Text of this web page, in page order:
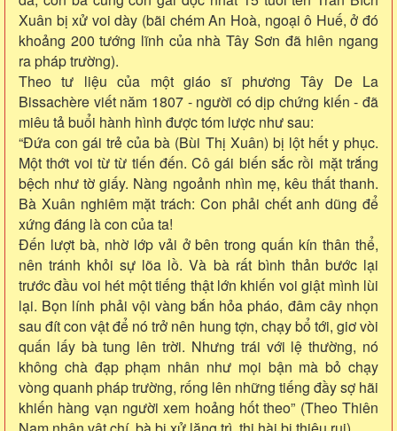
Xuân bị xử voi dày (bãi chém An Hoà, ngoại ô Huế, ở đó
khoảng 200 tướng lĩnh của nhà Tây Sơn đã hiên ngang
ra pháp trường).
Theo tư liệu của một giáo sĩ phương Tây De La
Bissachère viết năm 1807 - người có dịp chứng kiến - đã
miêu tả buổi hành hình được tóm lược như sau:
“Đứa con gái trẻ của bà (Bùi Thị Xuân) bị lột hết y phục.
Một thớt voi từ từ tiến đến. Cô gái biến sắc rồi mặt trắng
bệch như tờ giấy. Nàng ngoảnh nhìn mẹ, kêu thất thanh.
Bà Xuân nghiêm mặt trách: Con phải chết anh dũng để
xứng đáng là con của ta!
Đến lượt bà, nhờ lớp vải ở bên trong quấn kín thân thể,
nên tránh khỏi sự lõa lồ. Và bà rất bình thản bước lại
trước đầu voi hét một tiếng thật lớn khiến voi giật mình lùi
lại. Bọn lính phải vội vàng bắn hỏa pháo, đâm cây nhọn
sau đít con vật để nó trở nên hung tợn, chạy bổ tới, giơ vòi
quấn lấy bà tung lên trời. Nhưng trái với lệ thường, nó
không chà đạp phạm nhân như mọi bận mà bỏ chạy
vòng quanh pháp trường, rống lên những tiếng đầy sợ hãi
khiến hàng vạn người xem hoảng hốt theo” (Theo Thiên